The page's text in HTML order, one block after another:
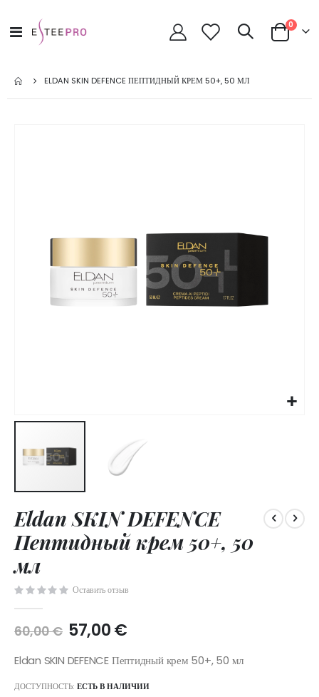
Toggle
Nav
Cart
0
ELDAN SKIN DEFENCE ПЕПТИДНЫЙ КРЕМ 50+, 50 МЛ
to
the
beginning
of
the
images
Eldan SKIN DEFENCE
Пептидный крем 50+, 50
мл
Оставить отзыв
60,00 € 57,00 €
Eldan SKIN DEFENCE Пептидный крем 50+, 50 мл
ДОСТУПНОСТЬ: ЕСТЬ В НАЛИЧИИ